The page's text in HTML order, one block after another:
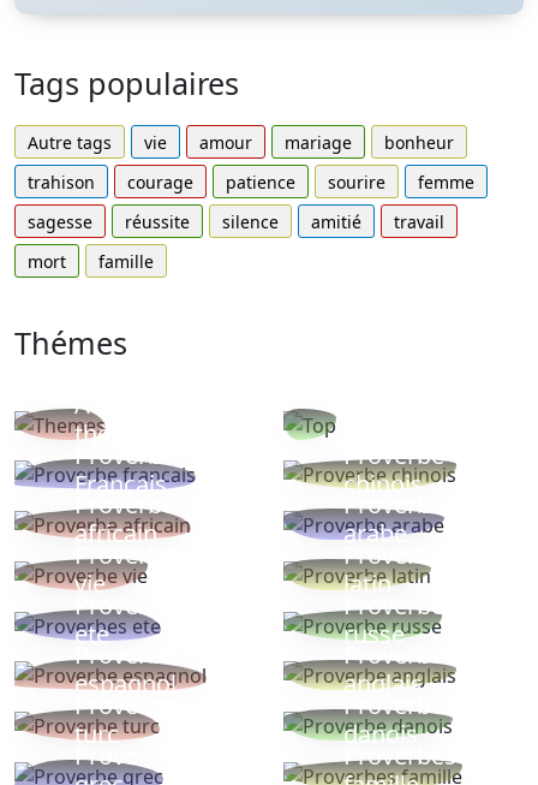
Tags populaires
Autre tags vie amour mariage
bonheur
trahison
courage patience sourire
femme
sagesse
réussite silence amitié
travail
mort
famille
Thémes
Autres
thèmes
Proverbe
Français
Proverbe
chinois
Proverbe
africain
Proverbe
arabe
Proverbe
vie
Proverbe
latin
Proverbes
ete
Proverbe
russe
Proverbe
espagnol
Proverbe
anglais
Proverbe
turc
Proverbe
danois
Proverbe
Proverbes